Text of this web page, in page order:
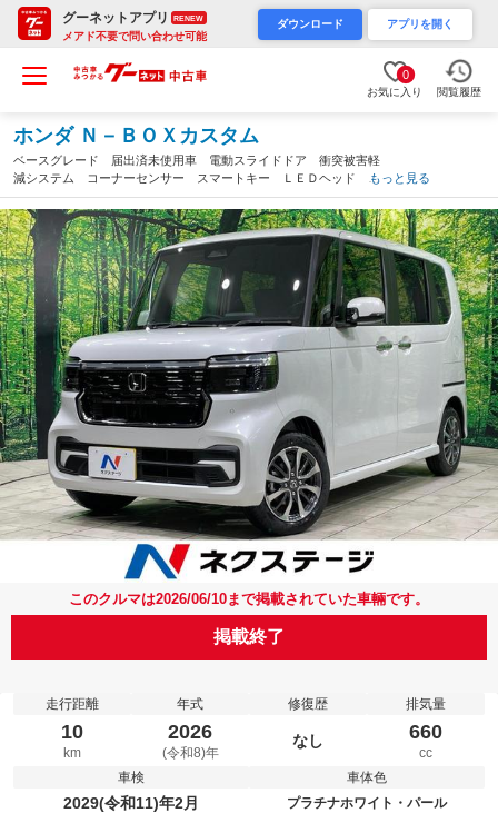
グーネットアプリ RENEW
メアド不要で問い合わせ可能
ダウンロード アプリを開く
0
お気に入り 閲覧履歴
ホンダ Ｎ－ＢＯＸカスタム
ベースグレード 届出済未使用車 電動スライドドア 衝突被害軽
減システム コーナーセンサー スマートキー ＬＥＤヘッド 純
正１４インチアルミ 車線逸脱警報 オートライト オートエアコ
ン（香川県）
もっと見る
このクルマは2026/06/10まで掲載されていた車輛です。
掲載終了
走行距離
10
km
年式
2026
(令和8)年
修復歴
なし
排気量
660
cc
車検
2029(令和11)年2月
車体色
プラチナホワイト・パール